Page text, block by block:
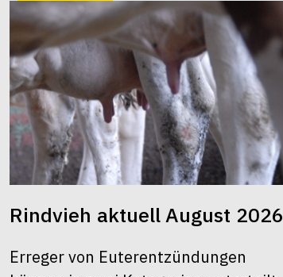
Rindvieh aktuell August 2026
Erreger von Euterentzündungen